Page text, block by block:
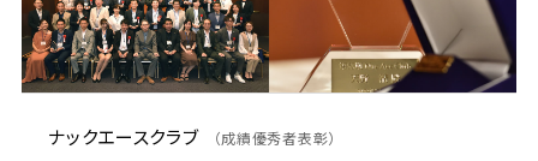
ナックエースクラブ （成績優秀者表彰）